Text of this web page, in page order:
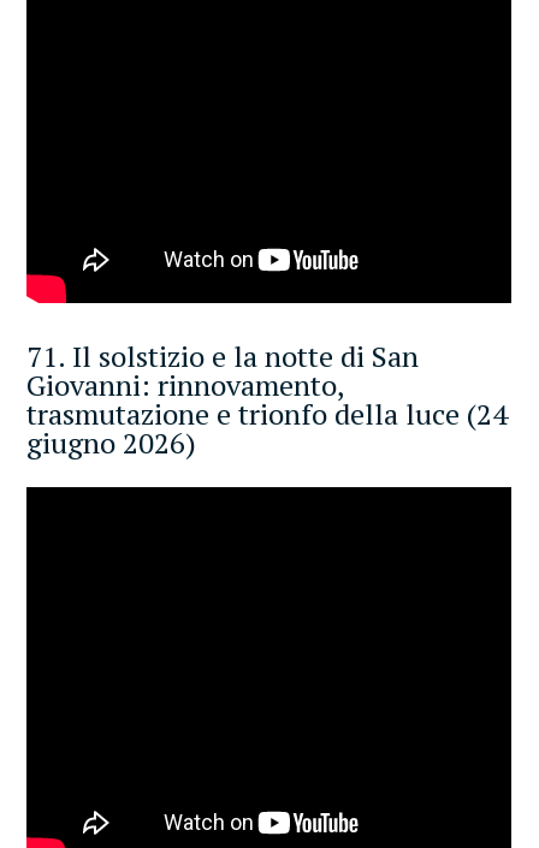
71. Il solstizio e la notte di San
Giovanni: rinnovamento,
trasmutazione e trionfo della luce (24
giugno 2026)